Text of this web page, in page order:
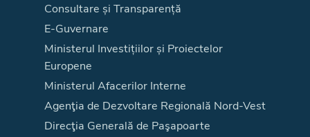
Consultare și Transparență
E-Guvernare
Ministerul Investițiilor și Proiectelor
Europene
Ministerul Afacerilor Interne
Agenţia de Dezvoltare Regională Nord-Vest
Direcţia Generală de Paşapoarte